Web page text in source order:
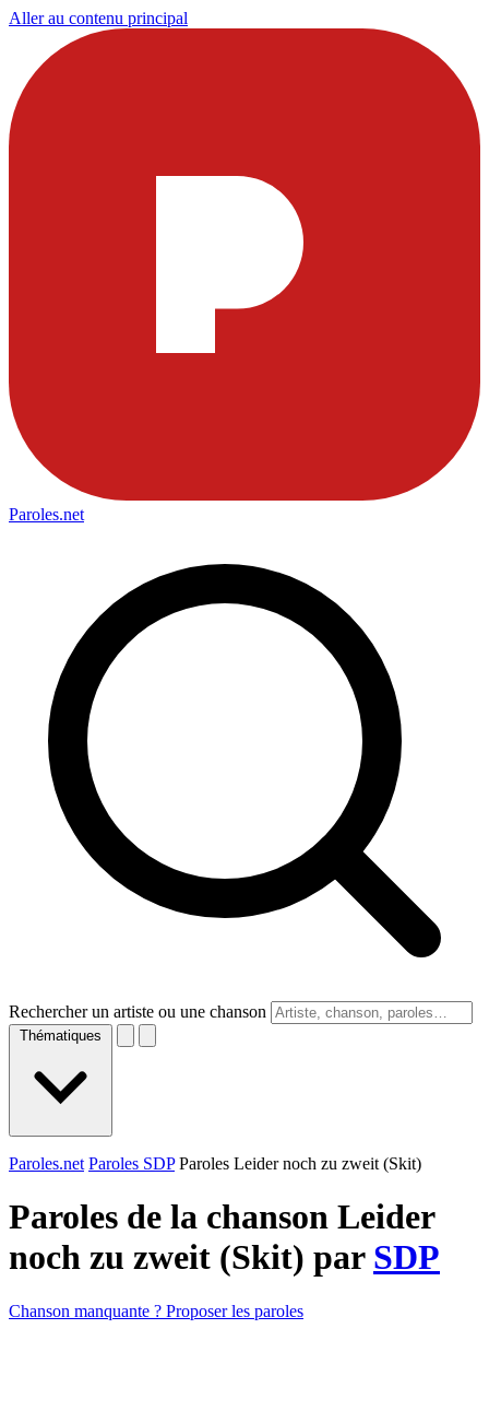
Aller au contenu principal
Paroles.net
Rechercher un artiste ou une chanson
Thématiques
Paroles.net Paroles SDP Paroles Leider noch zu zweit (Skit)
Paroles de la chanson Leider
noch zu zweit (Skit) par SDP
Chanson manquante ? Proposer les paroles